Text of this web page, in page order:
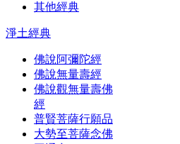
其他經典
淨土經典
佛說阿彌陀經
佛說無量壽經
佛說觀無量壽佛
經
普賢菩薩行願品
大勢至菩薩念佛